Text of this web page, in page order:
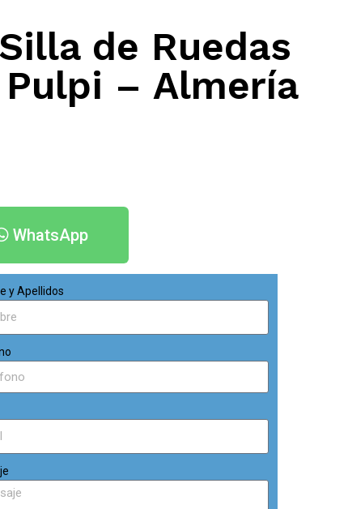
de Ruedas
– Almería
WhatsApp
y Apellidos